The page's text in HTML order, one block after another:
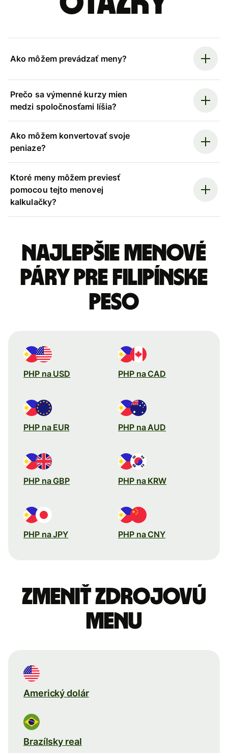
Ako môžem prevádzať meny?
Prečo sa výmenné kurzy mien
medzi spoločnosťami líšia?
Ako môžem konvertovať svoje
peniaze?
Ktoré meny môžem previesť
pomocou tejto menovej
kalkulačky?
Najlepšie menové
páry pre Filipínske
peso
PHP na USD PHP na CAD
PHP na EUR PHP na AUD
PHP na GBP PHP na KRW
PHP na JPY PHP na CNY
Zmeniť zdrojovú
menu
Americký dolár
Brazílsky real